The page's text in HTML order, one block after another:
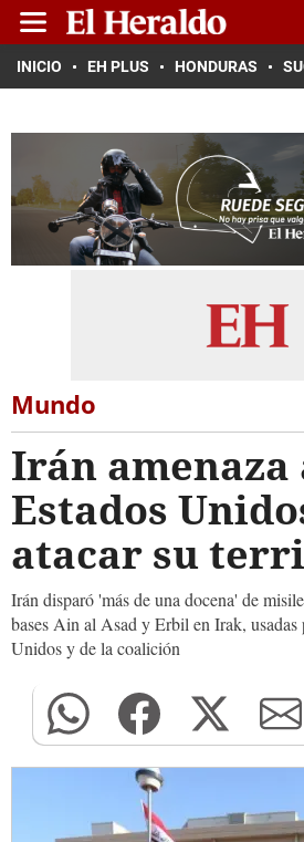
INICIO EH PLUS HONDURAS
Mundo
Irán amenaza
Estados
atacar su
Irán disparó 'más de una docena' de
bases Ain al Asad y Erbil en Irak, usadas
Unidos y de la coalición